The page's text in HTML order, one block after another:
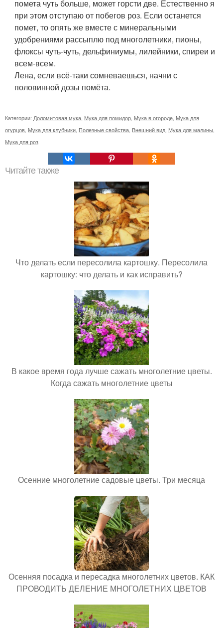
помета чуть больше, может горсти две. Естественно я
при этом отступаю от побегов роз. Если останется
помет, то опять же вместе с минеральными
удобрениями рассыплю под многолетники, пионы,
флоксы чуть-чуть, дельфиниумы, лилейники, спиреи и
всем-всем.
Лена, если всё-таки сомневаешься, начни с
половинной дозы помёта.
Категории: Доломитовая мука Мука для помидор Мука в огороде Мука для
огурцов Мука для клубники Полезные свойства Внешний вид Мука для малины
Мука для роз
Читайте также
Что делать если пересолила картошку. Пересолила
картошку: что делать и как исправить?
В какое время года лучше сажать многолетние цветы.
Когда сажать многолетние цветы
Осенние многолетние садовые цветы. Три месяца
Осенняя посадка и пересадка многолетних цветов. КАК
ПРОВОДИТЬ ДЕЛЕНИЕ МНОГОЛЕТНИХ ЦВЕТОВ